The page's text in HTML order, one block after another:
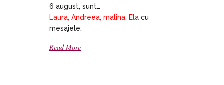
6 august, sunt…
Laura, Andreea, malina, Ela cu
mesajele:
Read More